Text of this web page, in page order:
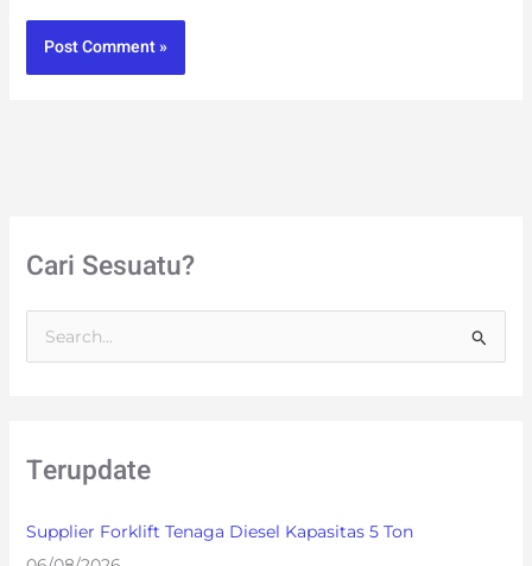
Cari Sesuatu?
c
f
Terupdate
Supplier Forklift Tenaga Diesel Kapasitas 5 Ton